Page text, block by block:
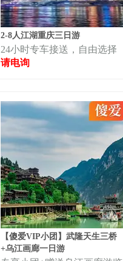
2-8人江湖重庆三日游
24小时专车接送，自由选择
请电询
【傻爱VIP小团】武隆天生三桥
+乌江画廊一日游